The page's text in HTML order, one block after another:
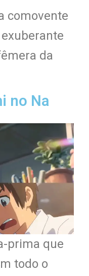
comovente
da
no Na
prima que
todo o